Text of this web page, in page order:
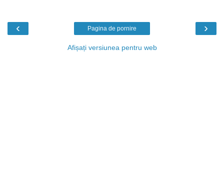
‹ ›
Pagina de pornire
Afișați versiunea pentru web